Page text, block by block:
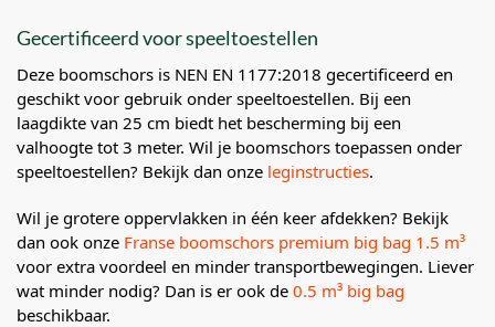
Gecertificeerd voor speeltoestellen
Deze boomschors is NEN EN 1177:2018 gecertificeerd en
geschikt voor gebruik onder speeltoestellen. Bij een
laagdikte van 25 cm biedt het bescherming bij een
valhoogte tot 3 meter. Wil je boomschors toepassen onder
speeltoestellen? Bekijk dan onze leginstructies.
Wil je grotere oppervlakken in één keer afdekken? Bekijk
dan ook onze Franse boomschors premium big bag 1.5 m³
voor extra voordeel en minder transportbewegingen. Liever
wat minder nodig? Dan is er ook de 0.5 m³ big bag
beschikbaar.